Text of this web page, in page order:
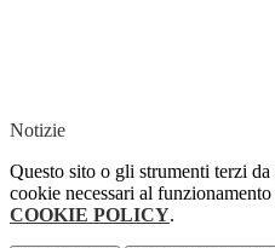
Notizie
Questo sito o gli strumenti terzi
cookie necessari al
COOKIE POLICY.